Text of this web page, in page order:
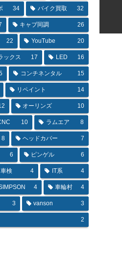
34 バイク買取 32
キャブ同調 26
22 YouTube 20
ックス 17 LED 16
コンチネンタル 15
リペイント 14
オーリンズ 10
10 ラムエア 8
8 ヘッドカバー 7
6 ピンゲル 6
車検 4 IT系 4
4 車輪村 4
3 vanson 3
2